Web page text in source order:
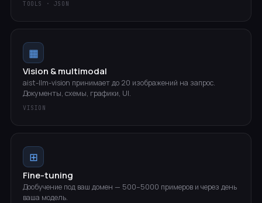
TOOLS · JSON
▦
Vision & multimodal
aist-llm-vision принимает до 20 изображений на запрос.
Документы, схемы, графики, UI.
VISION
⊞
Fine-tuning
Дообучение под ваш домен — 500–5000 примеров и через день
ваша модель.